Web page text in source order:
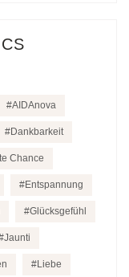
AIDAnova
Dankbarkeit
Chance
Entspannung
Glücksgefühl
Jaunti
Liebe